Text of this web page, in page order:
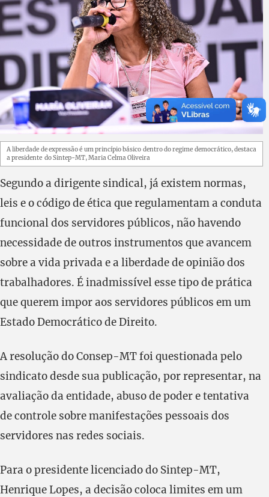
A liberdade de expressão é um princípio básico dentro do regime democrático, destaca
a presidente do Sintep-MT, Maria Celma Oliveira
Segundo a dirigente sindical, já existem normas,
leis e o código de ética que regulamentam a conduta
funcional dos servidores públicos, não havendo
necessidade de outros instrumentos que avancem
sobre a vida privada e a liberdade de opinião dos
trabalhadores. É inadmissível esse tipo de prática
que querem impor aos servidores públicos em um
Estado Democrático de Direito.
A resolução do Consep-MT foi questionada pelo
sindicato desde sua publicação, por representar, na
avaliação da entidade, abuso de poder e tentativa
de controle sobre manifestações pessoais dos
servidores nas redes sociais.
Para o presidente licenciado do Sintep-MT,
Henrique Lopes, a decisão coloca limites em um